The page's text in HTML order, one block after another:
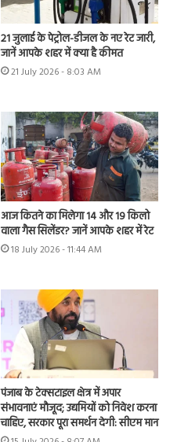
21 जुलाई के पेट्रोल-डीजल के नए रेट जारी,
जानें आपके शहर में क्या है कीमत
21 July 2026 - 8:03 AM
आज कितने का मिलेगा 14 और 19 किलो
वाला गैस सिलेंडर? जानें आपके शहर में रेट
18 July 2026 - 11:44 AM
पंजाब के टेक्सटाइल क्षेत्र में अपार
संभावनाएं मौजूद; उद्यमियों को निवेश करना
चाहिए, सरकार पूरा समर्थन देगी: सीएम मान